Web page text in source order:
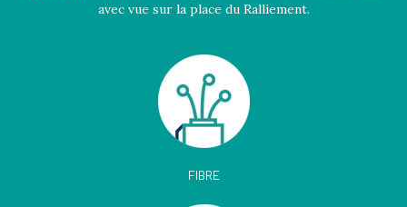
avec vue sur la place du Ralliement.
FIBRE